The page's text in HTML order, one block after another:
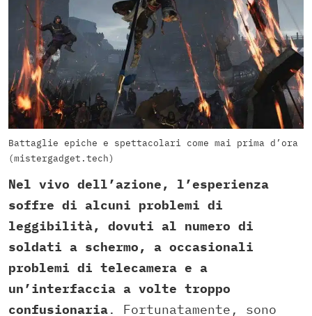
Battaglie epiche e spettacolari come mai prima d’ora
(mistergadget.tech)
Nel vivo dell’azione, l’esperienza
soffre di alcuni problemi di
leggibilità, dovuti al numero di
soldati a schermo, a occasionali
problemi di telecamera e a
un’interfaccia a volte troppo
confusionaria. Fortunatamente, sono